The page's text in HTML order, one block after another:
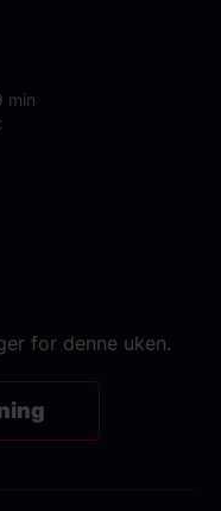
min
for denne uken.